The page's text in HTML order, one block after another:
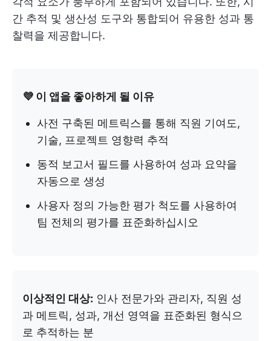
간 추적 및 생산성 도구와 통합되어 유용한 성과 통
찰력을 제공합니다.
💜 이 앱을 좋아하게 될 이유
사전 구축된 메트릭스를 통해 직원 기여도,
기술, 프로젝트 영향력 추적
동적 보고서 필드를 사용하여 성과 요약을
자동으로 생성
사용자 정의 가능한 평가 척도를 사용하여
팀 전체의 평가를 표준화하십시오
이상적인 대상: 인사 전문가와 관리자, 직원 성
과 메트릭, 성과, 개선 영역을 표준화된 형식으
로 추적하는 분